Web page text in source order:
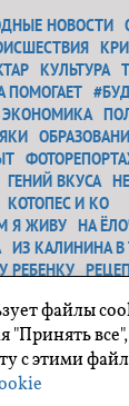
НОВОСТИ
КУЛЬТУРА
ПОМОГАЕТ
ЭКОНОМИКА
ГЕНИЙ ВКУСА
КОТОПЕС И КО
Я ЖИВУ НА
ИЗ КАЛИНИНА В
РЕБЕНКУ
ФОТО
О ГЕРОЯХ
ПОХУДЕЙКА
ТВЕРСКОЙ
файлы
все",
с этими